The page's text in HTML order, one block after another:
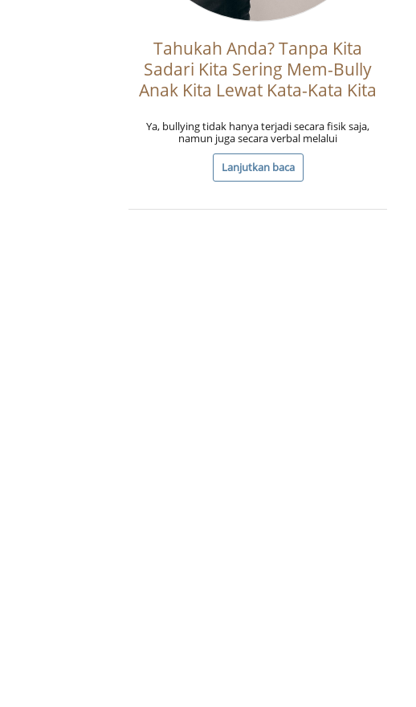
Tahukah Anda? Tanpa Kita
Sadari Kita Sering Mem-Bully
Anak Kita Lewat Kata-Kata Kita
Ya, bullying tidak hanya terjadi secara fisik saja,
namun juga secara verbal melalui
Lanjutkan baca